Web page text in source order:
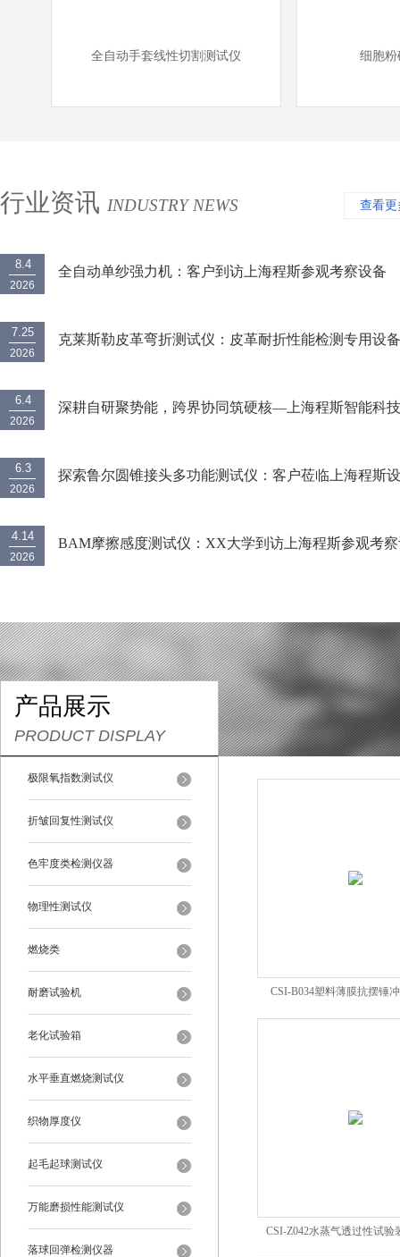
全自动手套线性切割测试仪 细胞粉
行业资讯 INDUSTRY NEWS 查看更
8.4
2026
全自动单纱强力机：客户到访上海程斯参观考察设备
7.25
2026
克莱斯勒皮革弯折测试仪：皮革耐折性能检测专用设备
6.4
2026
深耕自研聚势能，跨界协同筑硬核—上海程斯智能科
6.3
2026
探索鲁尔圆锥接头多功能测试仪：客户莅临上海程斯
4.14
2026
BAM摩擦感度测试仪：XX大学到访上海程斯参观考
产品展示
PRODUCT DISPLAY
极限氧指数测试仪
折皱回复性测试仪
色牢度类检测仪器
物理性测试仪
燃烧类
耐磨试验机
老化试验箱
水平垂直燃烧测试仪
织物厚度仪
起毛起球测试仪
万能磨损性能测试仪
落球回弹检测仪器
CSI-B034塑料薄膜抗摆锤
CSI-Z042水蒸气透过性试验